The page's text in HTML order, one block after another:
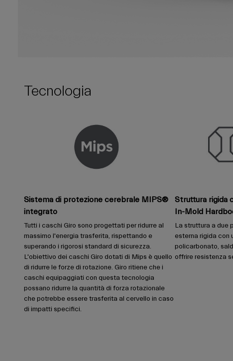
Tecnologia
Sistema di protezione cerebrale MIPS®
integrato
Tutti i caschi Giro sono progettati per ridurre al
massimo l'energia trasferita, rispettando e
superando i rigorosi standard di sicurezza.
L'obiettivo dei caschi Giro dotati di Mips è quello
di ridurre le forze di rotazione. Giro ritiene che i
caschi equipaggiati con questa tecnologia
possano ridurre la quantità di forza rotazionale
che potrebbe essere trasferita al cervello in caso
di impatti specifici.
Struttura rigida
In-Mold
La struttura a due
esterna rigida con
policarbonato,
offrire resistenza